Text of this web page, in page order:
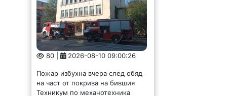
на част от покрива на бившия
Техникум по механотехника
„Юри Гагарин“ в Монтана.
Сигналът е подаден малко след
15 часа. На място са изпратени
четири...
Стотици пяха с